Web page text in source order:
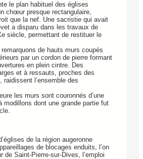
le plan habituel des églises
chœur presque rectangulaire,
que la nef. Une sacristie qui avait
a disparu dans les travaux de
siècle, permettant de restituer le
de hauts murs coupés
par un cordon de pierre formant
en plein cintre. Des
et à ressauts, proches des
raidissent l’ensemble des
les murs sont couronnés d’une
modillons dont une grande partie fut
de la région augeronne
de blocages enduits, l’on
de Saint-Pierre-sur-Dives, l’emploi